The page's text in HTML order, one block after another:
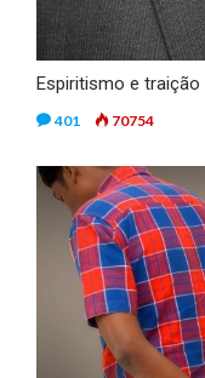
Espiritismo e traição
401 70754